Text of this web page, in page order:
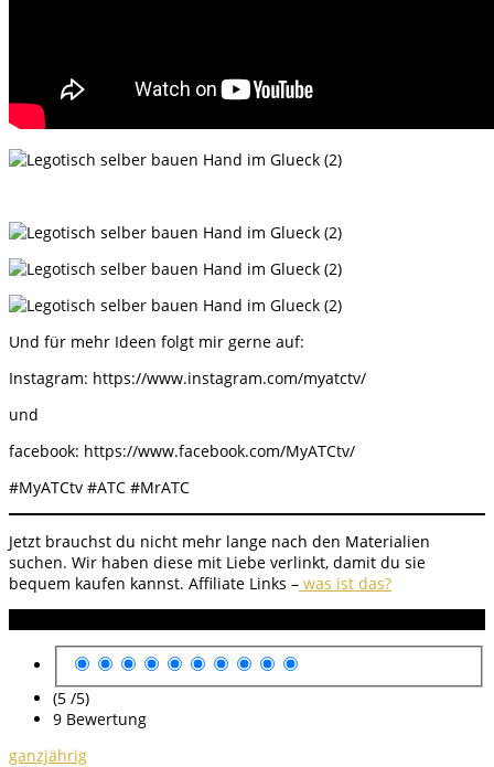
Und für mehr Ideen folgt mir gerne auf:
Instagram: https://www.instagram.com/myatctv/
und
facebook: https://www.facebook.com/MyATCtv/
#MyATCtv #ATC #MrATC
Jetzt brauchst du nicht mehr lange nach den Materialien
suchen. Wir haben diese mit Liebe verlinkt, damit du sie
bequem kaufen kannst. Affiliate Links – was ist das?
(5 /5)
9 Bewertung
ganzjährig